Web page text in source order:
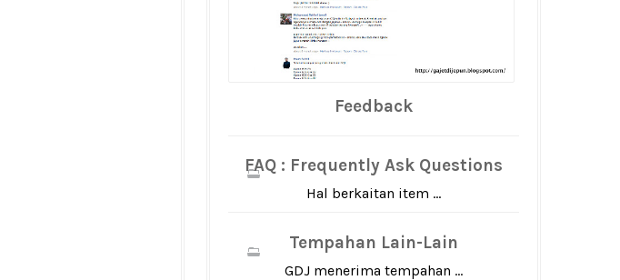
Feedback
FAQ : Frequently Ask Questions
Hal berkaitan item ...
Tempahan Lain-Lain
GDJ menerima tempahan ...